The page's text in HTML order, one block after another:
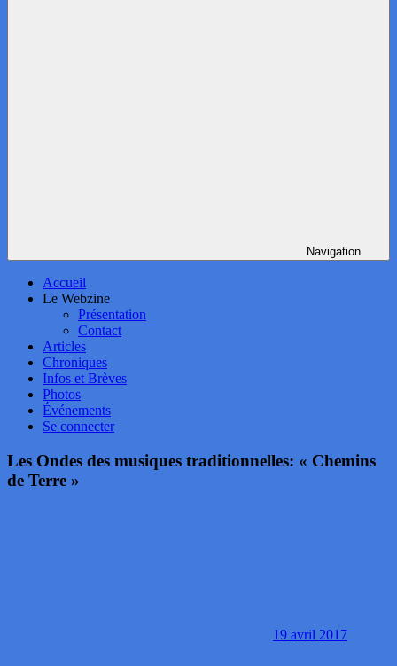
Navigation
Accueil
Le Webzine
Présentation
Contact
Articles
Chroniques
Infos et Brèves
Photos
Événements
Se connecter
Les Ondes des musiques traditionnelles: « Chemins
de Terre »
19 avril 2017